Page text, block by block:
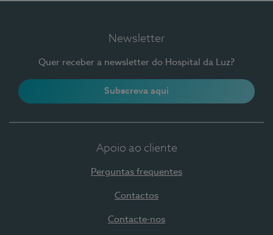
Newsletter
Quer receber a newsletter do Hospital da Luz?
Subscreva aqui
Apoio ao cliente
Perguntas frequentes
Contactos
Contacte-nos